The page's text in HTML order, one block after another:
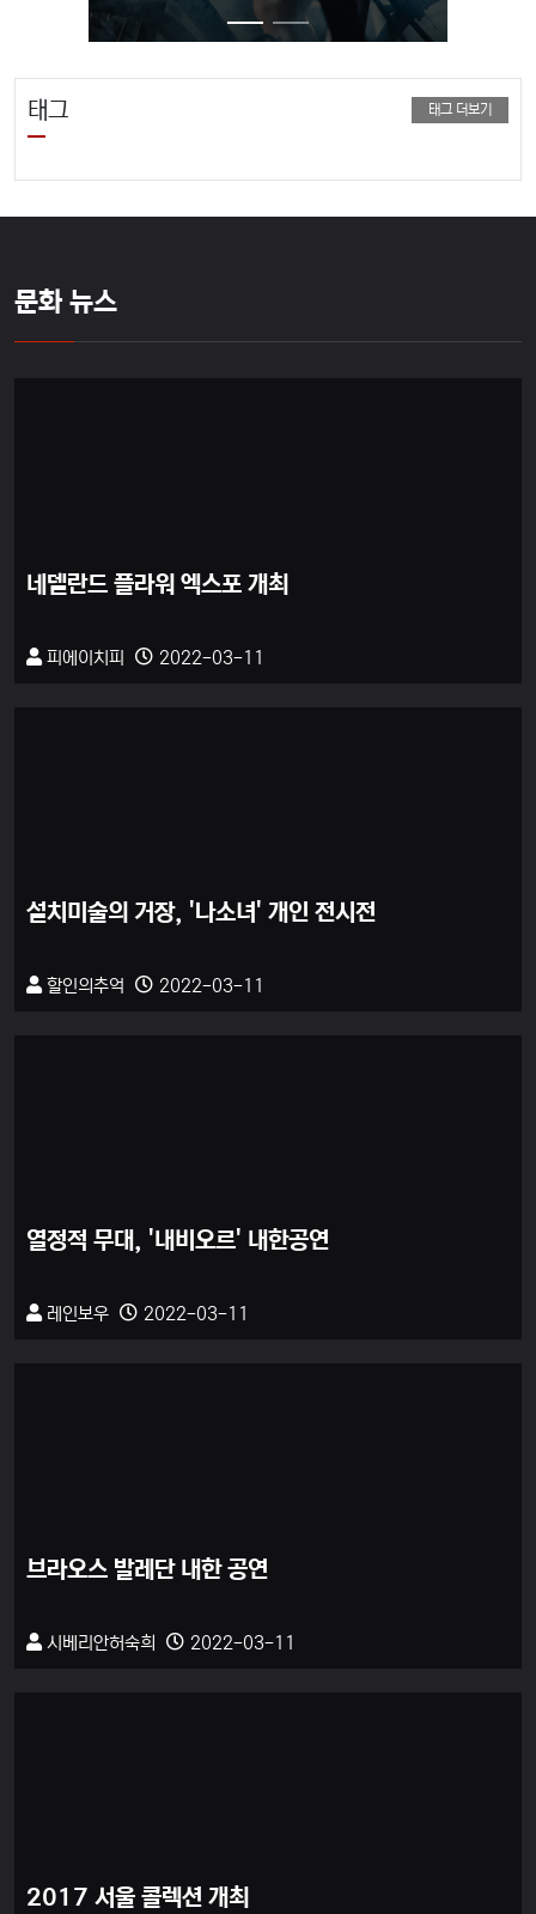
태그 태그 더보기
문화 뉴스
네델란드 플라워 엑스포 개최
피에이치피 2022-03-11
설치미술의 거장, '나소녀' 개인 전시전
할인의추억 2022-03-11
열정적 무대, '내비오르' 내한공연
레인보우 2022-03-11
브라오스 발레단 내한 공연
시베리안허숙희 2022-03-11
2017 서울 콜렉션 개최